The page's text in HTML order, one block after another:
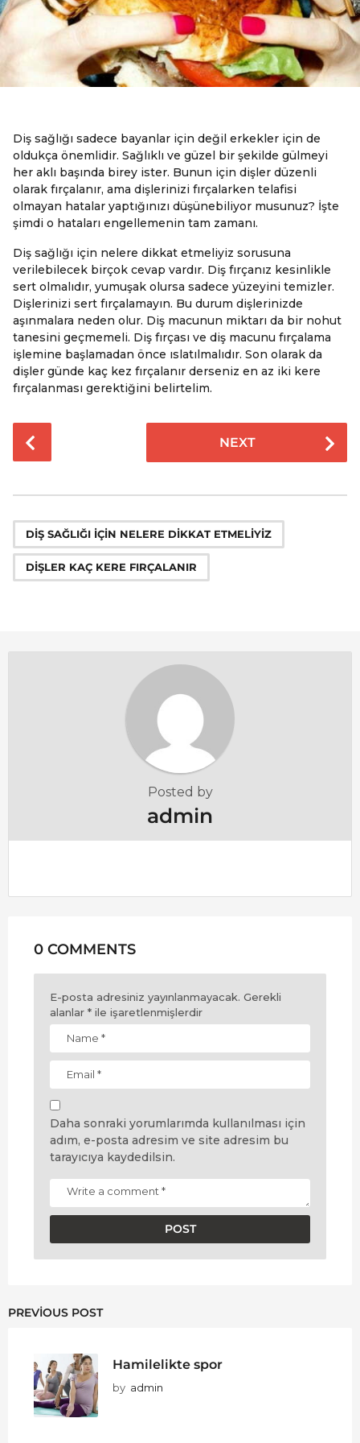
Diş sağlığı sadece bayanlar için değil erkekler için de
oldukça önemlidir. Sağlıklı ve güzel bir şekilde gülmeyi
her aklı başında birey ister. Bunun için dişler düzenli
olarak fırçalanır, ama dişlerinizi fırçalarken telafisi
olmayan hatalar yaptığınızı düşünebiliyor musunuz? İşte
şimdi o hataları engellemenin tam zamanı.
Diş sağlığı için nelere dikkat etmeliyiz sorusuna
verilebilecek birçok cevap vardır. Diş fırçanız kesinlikle
sert olmalıdır, yumuşak olursa sadece yüzeyini temizler.
Dişlerinizi sert fırçalamayın. Bu durum dişlerinizde
aşınmalara neden olur. Diş macunun miktarı da bir nohut
tanesini geçmemeli. Diş fırçası ve diş macunu fırçalama
işlemine başlamadan önce ıslatılmalıdır. Son olarak da
dişler günde kaç kez fırçalanır derseniz en az iki kere
fırçalanması gerektiğini belirtelim.
o
t
P
g
i
NEXT
DIŞ SAĞLIĞI IÇIN NELERE DIKKAT ETMELIYIZ
DIŞLER KAÇ KERE FIRÇALANIR
Posted by
admin
0 COMMENTS
E-posta adresiniz yayınlanmayacak. Gerekli
alanlar * ile işaretlenmişlerdir
Daha sonraki yorumlarımda kullanılması için
adım, e-posta adresim ve site adresim bu
tarayıcıya kaydedilsin.
PREVIOUS POST
Hamilelikte spor
by admin